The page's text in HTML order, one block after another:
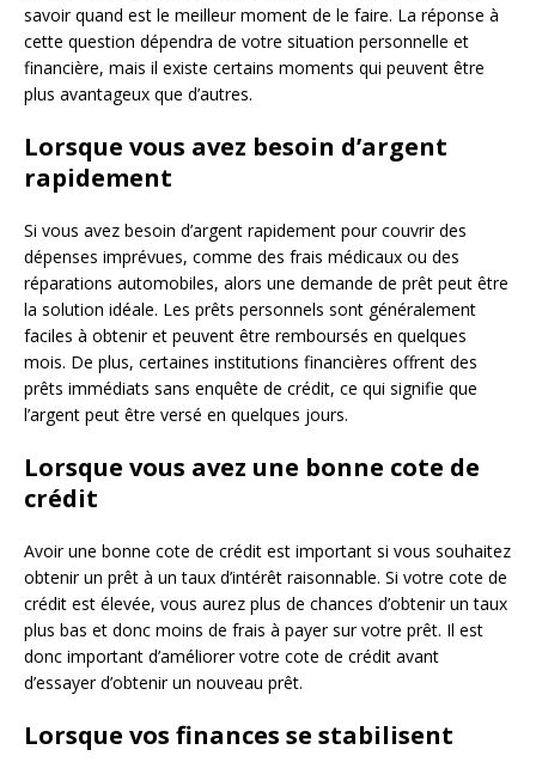
savoir quand est le meilleur moment de le faire. La réponse à
cette question dépendra de votre situation personnelle et
financière, mais il existe certains moments qui peuvent être
plus avantageux que d’autres.
Lorsque vous avez besoin d’argent
rapidement
Si vous avez besoin d’argent rapidement pour couvrir des
dépenses imprévues, comme des frais médicaux ou des
réparations automobiles, alors une demande de prêt peut être
la solution idéale. Les prêts personnels sont généralement
faciles à obtenir et peuvent être remboursés en quelques
mois. De plus, certaines institutions financières offrent des
prêts immédiats sans enquête de crédit, ce qui signifie que
l’argent peut être versé en quelques jours.
Lorsque vous avez une bonne cote de
crédit
Avoir une bonne cote de crédit est important si vous souhaitez
obtenir un prêt à un taux d’intérêt raisonnable. Si votre cote de
crédit est élevée, vous aurez plus de chances d’obtenir un taux
plus bas et donc moins de frais à payer sur votre prêt. Il est
donc important d’améliorer votre cote de crédit avant
d’essayer d’obtenir un nouveau prêt.
Lorsque vos finances se stabilisent